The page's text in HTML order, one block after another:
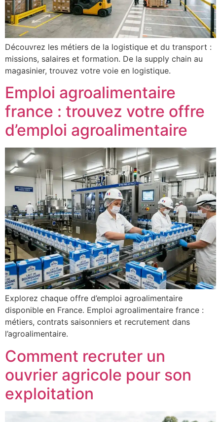
Découvrez les métiers de la logistique et du transport :
missions, salaires et formation. De la supply chain au
magasinier, trouvez votre voie en logistique.
Emploi agroalimentaire
france : trouvez votre offre
d’emploi agroalimentaire
Explorez chaque offre d’emploi agroalimentaire
disponible en France. Emploi agroalimentaire france :
métiers, contrats saisonniers et recrutement dans
l’agroalimentaire.
Comment recruter un
ouvrier agricole pour son
exploitation